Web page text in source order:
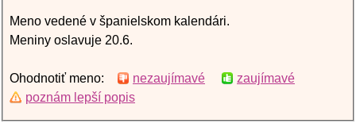
Meno vedené v španielskom kalendári.
Meniny oslavuje 20.6.
Ohodnotiť meno: nezaujímavé
zaujímavé
poznám lepší popis